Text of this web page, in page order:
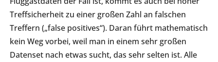
Treffsicherheit zu einer großen Zahl an falschen
Treffern („false positives“). Daran führt mathematisch
kein Weg vorbei, weil man in einem sehr großen
Datenset nach etwas sucht, das sehr selten ist. Alle